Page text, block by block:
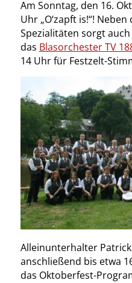
Am Sonntag, den 16.
Uhr „O‘zapft is!“!
Spezialitäten sorgt
das Blasorchester TV
14 Uhr für Festzelt-
Alleinunterhalter
anschließend bis etwa
das Oktoberfest-